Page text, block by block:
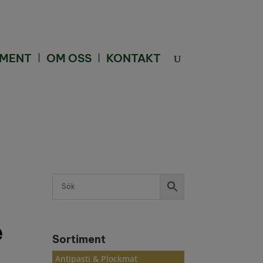
OM OSS KONTAKT
Sortiment
Antipasti & Plockmat